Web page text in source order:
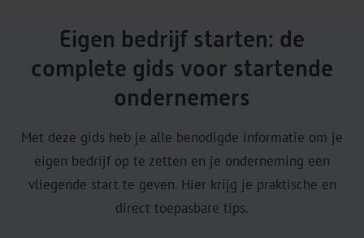
Eigen bedrijf starten: de
complete gids voor startende
ondernemers
Met deze gids heb je alle benodigde informatie om je
eigen bedrijf op te zetten en je onderneming een
vliegende start te geven. Hier krijg je praktische en
direct toepasbare tips.